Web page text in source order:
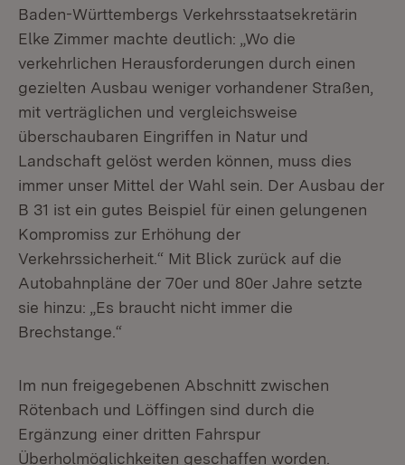
Baden-Württembergs Verkehrsstaatsekretärin
Elke Zimmer machte deutlich: „Wo die
verkehrlichen Herausforderungen durch einen
gezielten Ausbau weniger vorhandener Straßen,
mit verträglichen und vergleichsweise
überschaubaren Eingriffen in Natur und
Landschaft gelöst werden können, muss dies
immer unser Mittel der Wahl sein. Der Ausbau der
B 31 ist ein gutes Beispiel für einen gelungenen
Kompromiss zur Erhöhung der
Verkehrssicherheit.“ Mit Blick zurück auf die
Autobahnpläne der 70er und 80er Jahre setzte
sie hinzu: „Es braucht nicht immer die
Brechstange.“
Im nun freigegebenen Abschnitt zwischen
Rötenbach und Löffingen sind durch die
Ergänzung einer dritten Fahrspur
Überholmöglichkeiten geschaffen worden.